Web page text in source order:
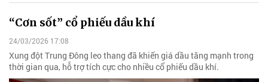
“Cơn sốt” cổ phiếu dầu khí
24/03/2026 17:08
Xung đột Trung Đông leo thang đã khiến giá dầu tăng mạnh trong
thời gian qua, hỗ trợ tích cực cho nhiều cổ phiếu dầu khí.